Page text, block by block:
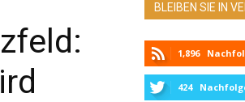
BLEIBEN SIE IN
1,896
424